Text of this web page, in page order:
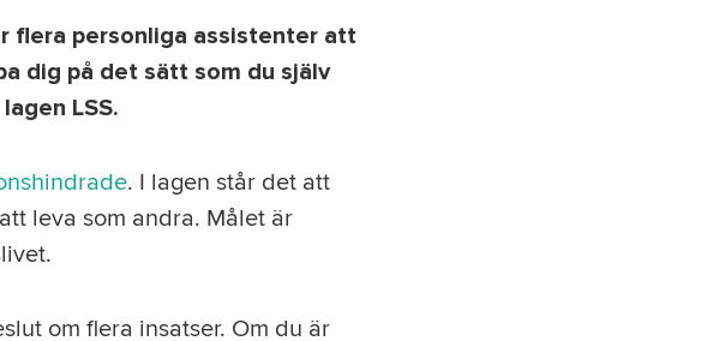
flera personliga assistenter att
dig på det sätt som du själv
LSS.
. I lagen står det att
leva som andra. Målet är
om flera insatser. Om du är